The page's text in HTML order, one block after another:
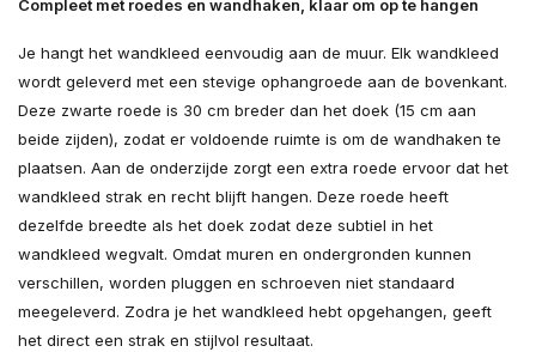
Compleet met roedes en wandhaken, klaar om op te hangen
Je hangt het wandkleed eenvoudig aan de muur. Elk wandkleed
wordt geleverd met een stevige ophangroede aan de bovenkant.
Deze zwarte roede is 30 cm breder dan het doek (15 cm aan
beide zijden), zodat er voldoende ruimte is om de wandhaken te
plaatsen. Aan de onderzijde zorgt een extra roede ervoor dat het
wandkleed strak en recht blijft hangen. Deze roede heeft
dezelfde breedte als het doek zodat deze subtiel in het
wandkleed wegvalt. Omdat muren en ondergronden kunnen
verschillen, worden pluggen en schroeven niet standaard
meegeleverd. Zodra je het wandkleed hebt opgehangen, geeft
het direct een strak en stijlvol resultaat.